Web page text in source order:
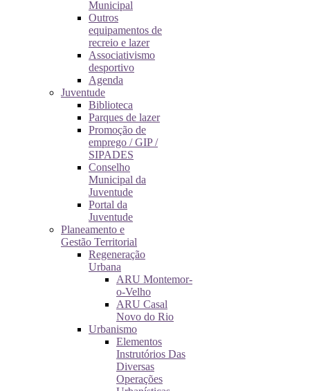
Municipal
Outros
equipamentos de
recreio e lazer
Associativismo
desportivo
Agenda
Juventude
Biblioteca
Parques de lazer
Promoção de
emprego / GIP /
SIPADES
Conselho
Municipal da
Juventude
Portal da
Juventude
Planeamento e
Gestão Territorial
Regeneração
Urbana
ARU Montemor-
o-Velho
ARU Casal
Novo do Rio
Urbanismo
Elementos
Instrutórios Das
Diversas
Operações